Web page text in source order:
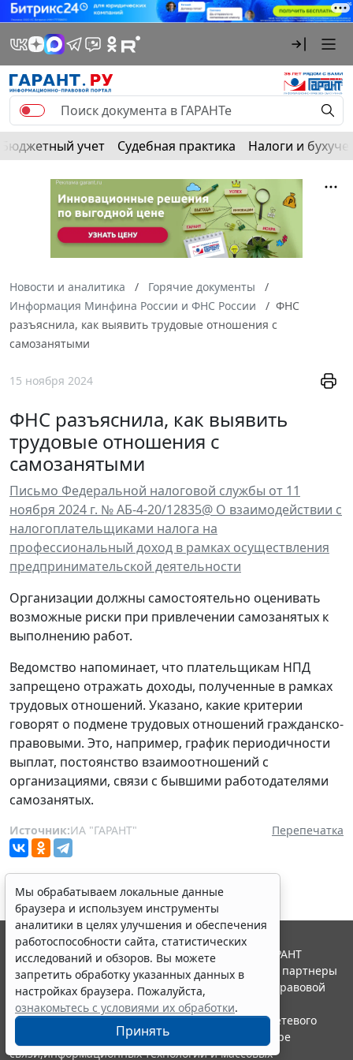
Бюджетный учет Судебная практика Налоги и
Новости и аналитика
Горячие документы
Информация Минфина России и ФНС России
ФНС
разъяснила, как выявить трудовые отношения с
самозанятыми
15 ноября 2024
ФНС разъяснила, как выявить
трудовые отношения с
самозанятыми
Письмо Федеральной налоговой службы от 11
ноября 2024 г. № АБ-4-20/12835@ О взаимодействии с
налогоплательщиками налога на
профессиональный доход в рамках осуществления
предпринимательской деятельности
Организации должны самостоятельно оценивать
возможные риски при привлечении самозанятых к
выполнению работ.
Ведомство напоминает, что плательщикам НПД
запрещено отражать доходы, полученные в рамках
трудовых отношений. Указано, какие критерии
говорят о подмене трудовых отношений гражданско-
правовыми. Это, например, график периодичности
выплат, постоянство взаимоотношений с
организациями, связи с бывшими работодателями
самозанятых.
Источник:ИА "ГАРАНТ" Перепечатка
Мы обрабатываем локальные данные
браузера и используем инструменты
аналитики в целях улучшения и обеспечения
работоспособности сайта, статистических
исследований и обзоров. Вы можете
запретить обработку указанных данных в
настройках браузера. Пожалуйста,
ознакомьтесь с условиями их обработки.
Принять
© ООО "НПП "ГАРАНТ-СЕРВИС", 2026. Система ГАРАНТ
выпускается с 1990 года. Компания "Гарант" и ее партнеры
являются участниками Российской ассоциации правовой
информации ГАРАНТ.
Портал ГАРАНТ.РУ зарегистрирован в качестве сетевого
издания Федеральной службой по надзору в сфере
связи,информационных технологий и массовых